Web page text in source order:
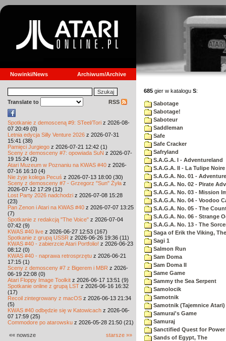
Nowinki/News Archiwum/Archive
Translate to RSS
Spotkanie z demosceną #9: STeel/Tori z 2026-08-
07 20:49 (0)
Letnia edycja Silly Venture 2026 z 2026-07-31
15:41 (38)
Pamięci Jurgiego z 2026-07-21 12:42 (1)
Sceny z demosceny #7: opowiada SuN z 2026-07-
19 15:24 (2)
Atari Muzeum w Poznaniu na KWAS #40 z 2026-
07-16 16:10 (4)
Nie żyje kolega Pecuś z 2026-07-13 18:00 (30)
Sceny z demosceny #7 - Grzegorz "Sun" Żyła z
2026-07-12 17:29 (12)
Lost Party 2026 nadchodzi z 2026-07-08 15:28
(23)
Pan Zenon i Atari na KWAS #40 z 2026-07-07 13:25
(7)
Spotkanie z redakcją "The Voice" z 2026-07-04
07:42 (9)
KWAS #40 live z 2026-06-27 12:53 (167)
Spotkanie z grupą USSR z 2026-06-26 19:36 (11)
KWAS #40 - zabierzcie Atari Portfolio! z 2026-06-23
08:12 (0)
KWAS #40 - naprawa retrosprzętu z 2026-06-21
17:15 (1)
Sceny z demosceny #7 z Bigerem i MBR z 2026-
06-19 22:08 (0)
Atari Floppy Image Toolkit z 2026-06-17 13:51 (9)
Spotkanie online z grupą LST z 2026-06-16 16:32
(17)
Recoil zintegrowany z macOS z 2026-06-13 21:34
(5)
KWAS #40 odbędzie się w Katowicach z 2026-06-
07 17:59 (25)
Commodore po atarowsku z 2026-05-28 21:50 (21)
«« nowsze starsze »»
685 gier w katalogu S:
Sabotage
Sabotage!
Saboteur
Saddleman
Safe
Safe Cracker
Safryland
S.A.G.A. I - Adventureland
S.A.G.A. II - La Tulipe Noire
S.A.G.A. No. 01 -
S.A.G.A. No. 02 - Pirate
S.A.G.A. No. 03 - Mission
S.A.G.A. No. 04 - Voodoo
S.A.G.A. No. 05 - The
S.A.G.A. No. 06 - Strange
S.A.G.A. No. 13 - The
Saga of Erik the Viking, The
Sagi 1
Salmon Run
Sam Doma
Sam Doma II
Same Game
Sammy the Sea Serpent
Samolocik
Samotnik
Samotnik (Tajemnice Atari)
Samurai's Game
Samuraj
Sanctified Quest for Power
Sands of Egypt, The